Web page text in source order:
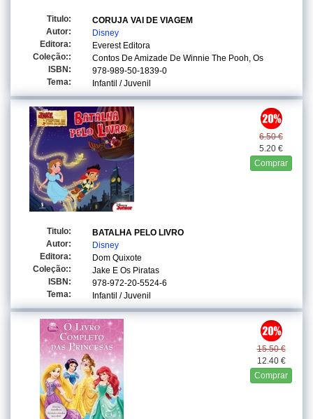
Titulo:
CORUJA VAI DE VIAGEM
Autor:
Disney
Editora:
Everest Editora
Coleção::
Contos De Amizade De Winnie The Pooh, Os
ISBN:
978-989-50-1839-0
Tema:
Infantil / Juvenil
6.50 €
5.20 €
Comprar
Titulo:
BATALHA PELO LIVRO
Autor:
Disney
Editora:
Dom Quixote
Coleção::
Jake E Os Piratas
ISBN:
978-972-20-5524-6
Tema:
Infantil / Juvenil
15.50 €
12.40 €
Comprar